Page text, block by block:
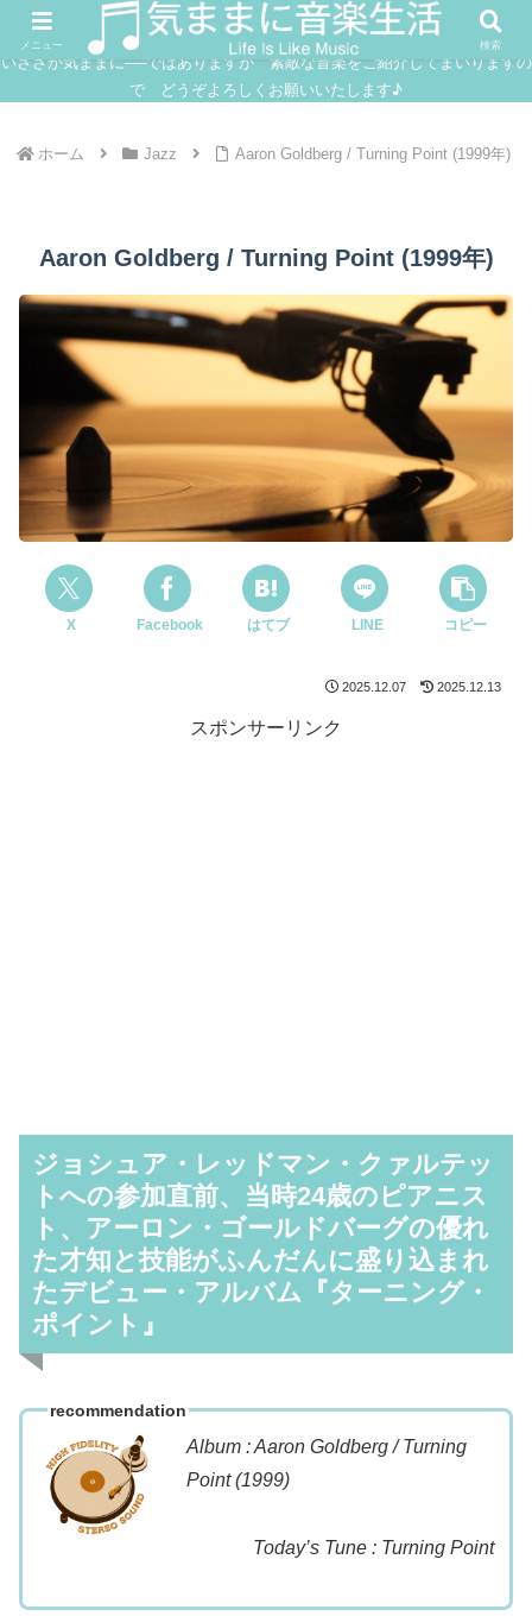
JAZZ SOUNDTRACK
いささか気ままに──ではありますが 素敵な音楽をご紹介してまいりますの
で どうぞよろしくお願いいたします♪
ホーム Jazz Aaron Goldberg / Turning Point (1999年)
Aaron Goldberg / Turning Point (1999年)
X Facebook はてブ LINE コピー
2025.12.07 2025.12.13
スポンサーリンク
ジョシュア・レッドマン・クァルテッ
トへの参加直前、当時24歳のピアニス
ト、アーロン・ゴールドバーグの優れ
た才知と技能がふんだんに盛り込まれ
たデビュー・アルバム『ターニング・
ポイント』
recommendation
Album : Aaron Goldberg / Turning
Point (1999)
Today’s Tune : Turning Point
メニュー 検索